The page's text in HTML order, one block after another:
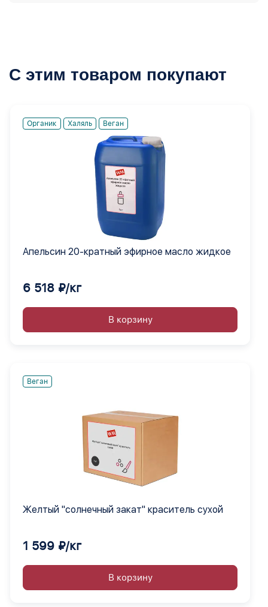
С этим товаром покупают
Органик Халяль Веган
Апельсин 20-кратный эфирное масло жидкое
6 518 ₽/кг
В корзину
Веган
Желтый "солнечный закат" краситель сухой
1 599 ₽/кг
В корзину